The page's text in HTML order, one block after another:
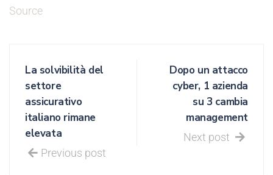
Source
La solvibilità del
settore
assicurativo
italiano rimane
elevata
Previous post
Dopo un attacco
cyber, 1 azienda
su 3 cambia
management
Next post